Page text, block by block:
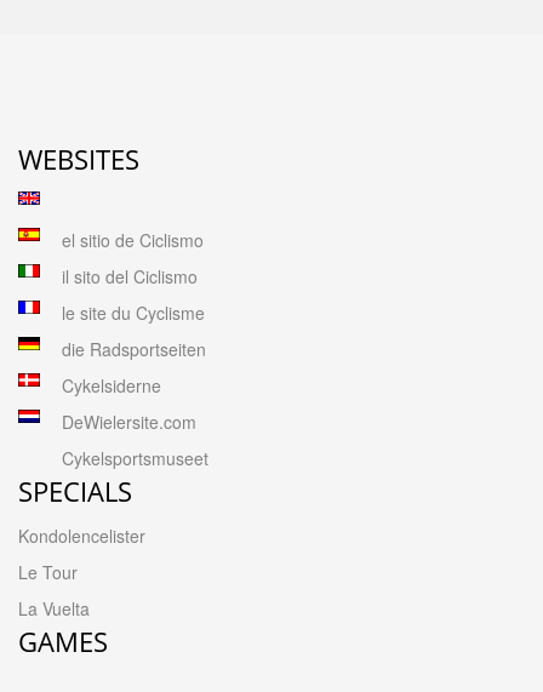
WEBSITES
el sitio de Ciclismo
il sito del Ciclismo
le site du Cyclisme
die Radsportseiten
Cykelsiderne
DeWielersite.com
Cykelsportsmuseet
SPECIALS
Kondolencelister
Le Tour
La Vuelta
GAMES